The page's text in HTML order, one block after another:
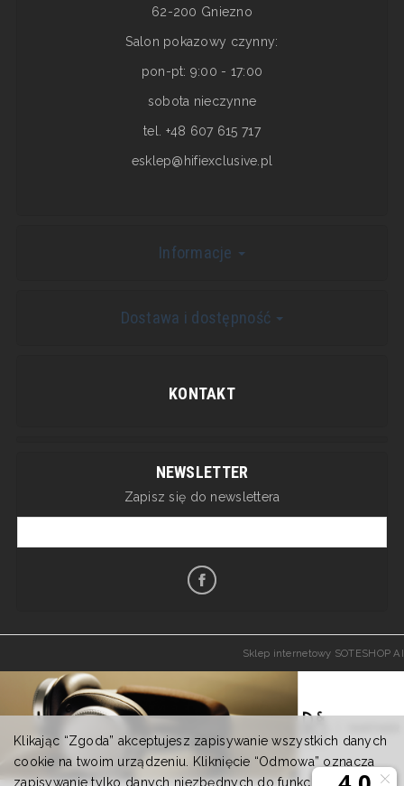
62-200 Gniezno
Salon pokazowy czynny:
pon-pt: 9:00 - 17:00
sobota nieczynne
tel. +48 607 615 717
esklep@hifiexclusive.pl
Informacje
Dostawa i dostępność
KONTAKT
NEWSLETTER
Zapisz się do newslettera
Sklep internetowy SOTESHOP AI
Klikając “Zgoda” akceptujesz zapisywanie wszystkich danych
cookie na twoim urządzeniu. Kliknięcie “Odmowa” oznacza
zapisywanie tylko danych niezbędnych do funkcjonowania